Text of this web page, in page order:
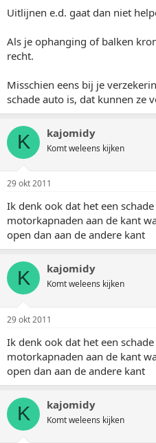
Uitlijnen e.d. gaat dan niet
Als je ophanging of balken
recht.
Misschien eens bij je
schade auto is, dat kunnen ze
K kajomidy
Komt weleens kijken
29 okt 2011
Ik denk ook dat het een
motorkapnaden aan de kant
open dan aan de andere kant
K kajomidy
Komt weleens kijken
29 okt 2011
Ik denk ook dat het een
motorkapnaden aan de kant
open dan aan de andere kant
K kajomidy
Komt weleens kijken